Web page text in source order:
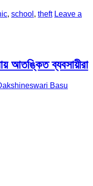
, school , theft Leave a
আতঙ্কিত ব্যবসায়ীরা
Basu